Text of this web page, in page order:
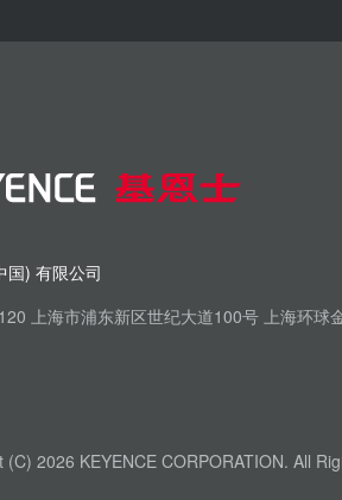
国) 有限公司
上海市浦东新区世纪大道100号 上海环球
(C) 2026 KEYENCE CORPORATION. All